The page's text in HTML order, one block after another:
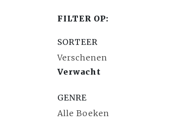
FILTER OP:
SORTEER
Verschenen
Verwacht
GENRE
Alle Boeken